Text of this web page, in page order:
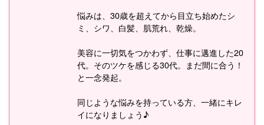
悩みは、30歳を超えてから目立ち始めたシ
ミ、シワ、白髪、肌荒れ、乾燥。
美容に一切気をつかわず、仕事に邁進した20
代。そのツケを感じる30代。まだ間に合う！
と一念発起。
同じような悩みを持っている方、一緒にキレ
イになりましょう♪